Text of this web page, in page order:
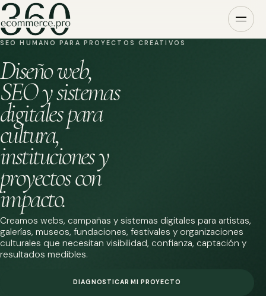
SEO HUMANO PARA PROYECTOS CREATIVOS
Diseño web,
SEO y sistemas
digitales para
cultura,
instituciones y
proyectos con
impacto.
Creamos webs, campañas y sistemas digitales para artistas,
galerías, museos, fundaciones, festivales y organizaciones
culturales que necesitan visibilidad, confianza, captación y
resultados medibles.
DIAGNOSTICAR MI PROYECTO